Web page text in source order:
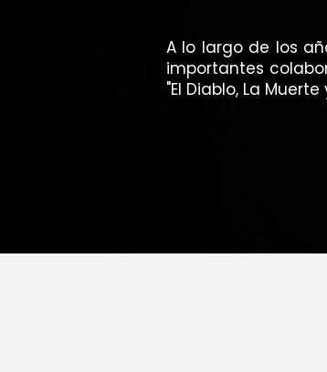
A lo largo de los
importantes
"El Diablo, La